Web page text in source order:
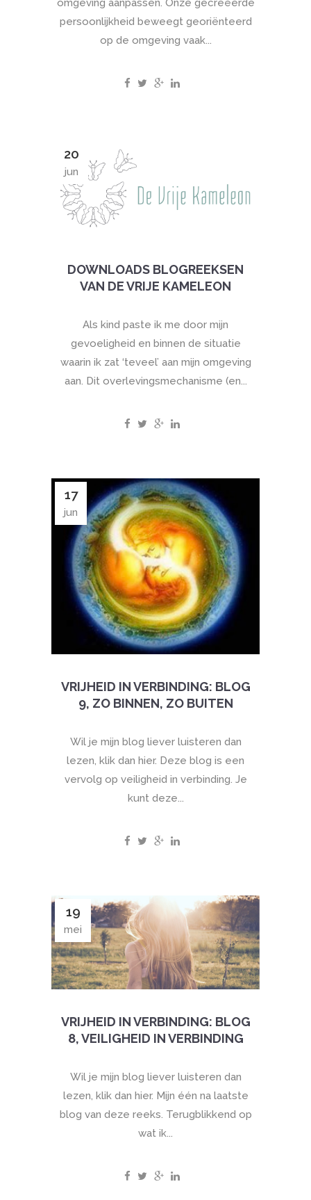
omgeving aanpassen. Onze gecreëerde
persoonlijkheid beweegt georiënteerd
op de omgeving vaak...
20
jun
DOWNLOADS BLOGREEKSEN
VAN DE VRIJE KAMELEON
Als kind paste ik me door mijn
gevoeligheid en binnen de situatie
waarin ik zat ‘teveel’ aan mijn omgeving
aan. Dit overlevingsmechanisme (en...
17
jun
VRIJHEID IN VERBINDING: BLOG
9, ZO BINNEN, ZO BUITEN
Wil je mijn blog liever luisteren dan
lezen, klik dan hier. Deze blog is een
vervolg op veiligheid in verbinding. Je
kunt deze...
19
mei
VRIJHEID IN VERBINDING: BLOG
8, VEILIGHEID IN VERBINDING
Wil je mijn blog liever luisteren dan
lezen, klik dan hier. Mijn één na laatste
blog van deze reeks. Terugblikkend op
wat ik...